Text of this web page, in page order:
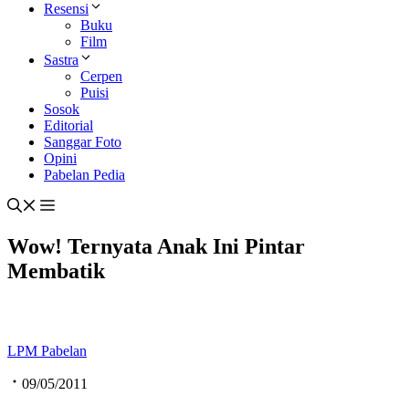
Resensi
Buku
Film
Sastra
Cerpen
Puisi
Sosok
Editorial
Sanggar Foto
Opini
Pabelan Pedia
Wow! Ternyata Anak Ini Pintar
Membatik
LPM Pabelan
09/05/2011